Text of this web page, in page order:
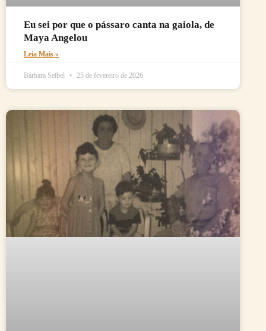
Eu sei por que o pássaro canta na gaiola, de
Maya Angelou
Leia Mais »
Bárbara Seibel 25 de fevereiro de 2026